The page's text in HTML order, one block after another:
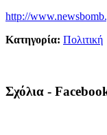
http://
Κατηγορία: Πολιτική
Σχόλια -